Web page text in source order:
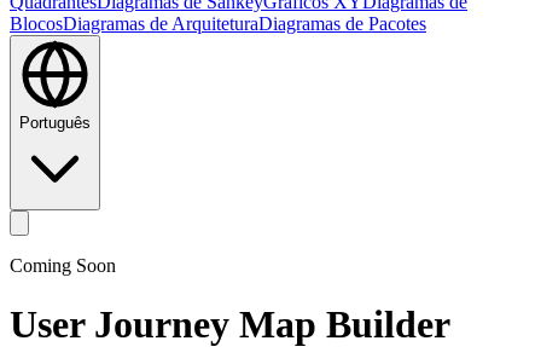
BlocosDiagramas de ArquiteturaDiagramas de Pacotes
Português
Coming Soon
User Journey Map Builder